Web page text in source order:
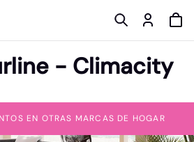
- Climacity
EN OTRAS MARCAS DE HOGAR